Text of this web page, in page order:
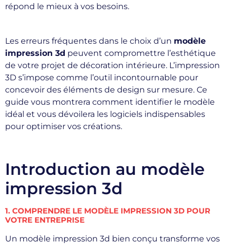
répond le mieux à vos besoins.
Les erreurs fréquentes dans le choix d’un modèle
impression 3d peuvent compromettre l’esthétique
de votre projet de décoration intérieure. L’impression
3D s’impose comme l’outil incontournable pour
concevoir des éléments de design sur mesure. Ce
guide vous montrera comment identifier le modèle
idéal et vous dévoilera les logiciels indispensables
pour optimiser vos créations.
Introduction au modèle
impression 3d
1. COMPRENDRE LE MODÈLE IMPRESSION 3D POUR
VOTRE ENTREPRISE
Un modèle impression 3d bien conçu transforme vos